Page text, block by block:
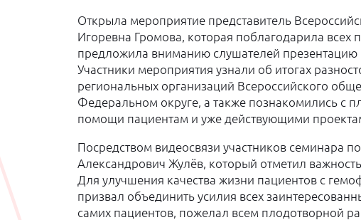
Открыла мероприятие представитель
Игоревна Громова, которая поблагодарила всех
предложила вниманию слушателей
Участники мероприятия узнали об итогах
региональных организаций Всероссийского
Федеральном округе, а также познакомились с
помощи пациентам и уже действующими
Посредством видеосвязи участников семинара
Александрович Жулёв, который отметил
Для улучшения качества жизни пациентов с
призвал объединить усилия всех
самих пациентов, пожелал всем плодотворной